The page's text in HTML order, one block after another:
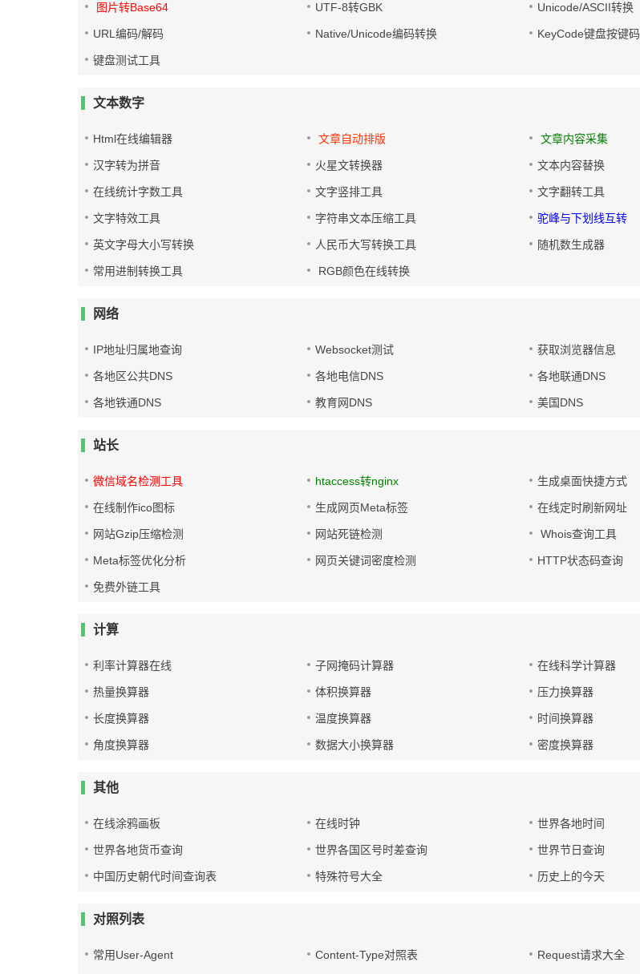
图片转Base64 UTF-8转GBK Unicode/ASCII转换
URL编码/解码 Native/Unicode编码转换 KeyCode键盘按键码
键盘测试工具
文本数字
Html在线编辑器 文章自动排版 文章内容采集
汉字转为拼音 火星文转换器 文本内容替换
在线统计字数工具 文字竖排工具 文字翻转工具
文字特效工具 字符串文本压缩工具 驼峰与下划线互转
英文字母大小写转换 人民币大写转换工具 随机数生成器
常用进制转换工具 RGB颜色在线转换
网络
IP地址归属地查询 Websocket测试 获取浏览器信息
各地区公共DNS 各地电信DNS 各地联通DNS
各地铁通DNS 教育网DNS 美国DNS
站长
微信域名检测工具 htaccess转nginx 生成桌面快捷方式
在线制作ico图标 生成网页Meta标签 在线定时刷新网址
网站Gzip压缩检测 网站死链检测 Whois查询工具
Meta标签优化分析 网页关键词密度检测 HTTP状态码查询
免费外链工具
计算
利率计算器在线 子网掩码计算器 在线科学计算器
热量换算器 体积换算器 压力换算器
长度换算器 温度换算器 时间换算器
角度换算器 数据大小换算器 密度换算器
其他
在线涂鸦画板 在线时钟 世界各地时间
世界各地货币查询 世界各国区号时差查询 世界节日查询
中国历史朝代时间查询表 特殊符号大全 历史上的今天
对照列表
常用User-Agent Content-Type对照表 Request请求大全